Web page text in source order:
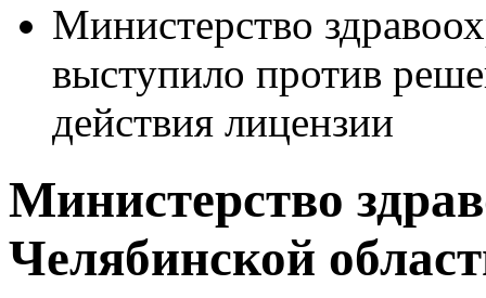
Министерство
выступило против
действия лицензии
Министерство
Челябинской